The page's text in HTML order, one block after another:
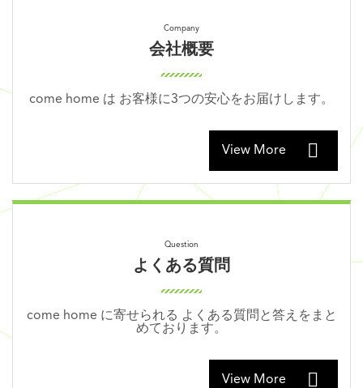
会社概要
come home は お客様に3つの安心をお届けします。
View More
よくある質問
come home に寄せられる よくある質問と答えをまと
めております。
View More